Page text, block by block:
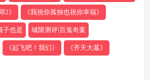
2》 《我祝你孤独也祝你幸福》
子也是 城限测评|百鬼奇案
《起飞吧！我们》 《齐天大墓》